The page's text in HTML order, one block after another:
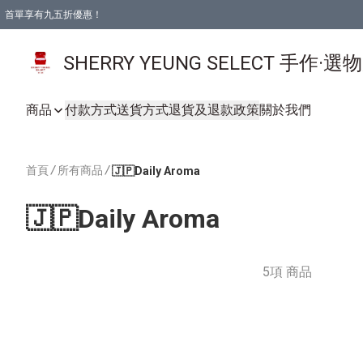
首單享有九五折優惠！
SHERRY YEUNG SELECT 手作·選
商品 付款方式送貨方式退貨及退款政策關於我們
首頁/ 所有商品 /🇯🇵Daily Aroma
🇯🇵Daily Aroma
5項 商品